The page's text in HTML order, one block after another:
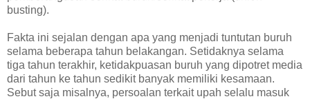
busting).
Fakta ini sejalan dengan apa yang menjadi tuntutan buruh
selama beberapa tahun belakangan. Setidaknya selama
tiga tahun terakhir, ketidakpuasan buruh yang dipotret media
dari tahun ke tahun sedikit banyak memiliki kesamaan.
Sebut saja misalnya, persoalan terkait upah selalu masuk